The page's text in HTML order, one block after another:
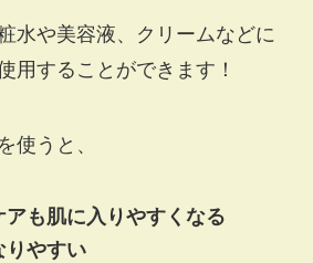
水や美容液、クリームなどに
用することができます！
使うと、
も肌に入りやすくなる
りやすい